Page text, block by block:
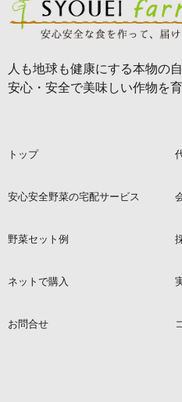
人も地球も健康にする本物の
安心・安全で美味しい作物を
トップ
安心安全野菜の宅配サービス
野菜セット例
ネットで購入
お問合せ